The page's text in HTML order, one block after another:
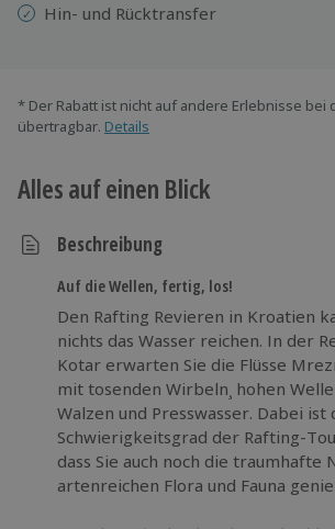
Hin- und Rücktransfer
* Der Rabatt ist nicht auf andere Erlebnisse bei
übertragbar. Details
Alles auf einen Blick
Beschreibung
Auf die Wellen, fertig, los!
Den Rafting Revieren in Kroatien
nichts das Wasser reichen. In der
Kotar erwarten Sie die Flüsse
mit tosenden Wirbeln¸ hohen
Walzen und Presswasser. Dabei ist
Schwierigkeitsgrad der Rafting-
dass Sie auch noch die
artenreichen Flora und Fauna